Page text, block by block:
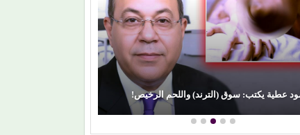
(لطيفة) تكتب فصلًا جديدًا من النجاح.. (شبهي بالمللي)
تتربع على عرش (أنغامي)